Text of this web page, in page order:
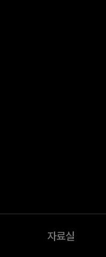
자료실